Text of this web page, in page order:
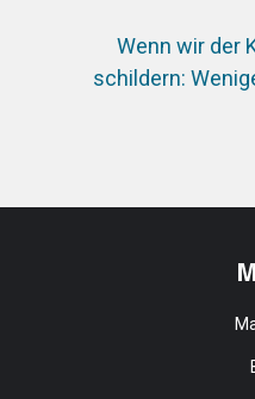
Wenn wir der
schildern: